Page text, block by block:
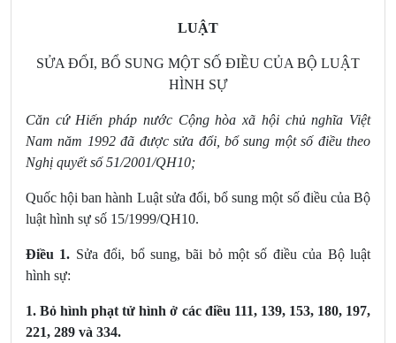
LUẬT
SỬA ĐỔI, BỔ SUNG MỘT SỐ ĐIỀU CỦA BỘ LUẬT
HÌNH SỰ
Căn cứ Hiến pháp nước Cộng hòa xã hội chủ nghĩa Việt
Nam năm 1992 đã được sửa đổi, bổ sung một số điều theo
Nghị quyết số 51/2001/QH10;
Quốc hội ban hành Luật sửa đổi, bổ sung một số điều của Bộ
luật hình sự số 15/1999/QH10.
Điều 1. Sửa đổi, bổ sung, bãi bỏ một số điều của Bộ luật
hình sự:
1. Bỏ hình phạt tử hình ở các điều 111, 139, 153, 180, 197,
221, 289 và 334.